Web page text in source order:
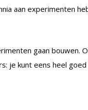
aan experimenten
gaan bouwen.
je kunt eens heel goed